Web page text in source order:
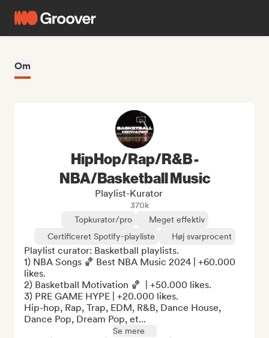
Om
HipHop/Rap/R&B -
NBA/Basketball Music
Playlist-Kurator
370k
Topkurator/pro
Meget effektiv
Certificeret Spotify-playliste
Høj svarprocent
Playlist curator: Basketball playlists.
1) NBA Songs 🏀 Best NBA Music 2024 | +60.000
likes.
2) Basketball Motivation 🏀  | +50.000 likes.
3) PRE GAME HYPE | +20.000 likes.
Hip-hop, Rap, Trap, EDM, R&B, Dance House,
Dance Pop, Dream Pop, et...
Se mere